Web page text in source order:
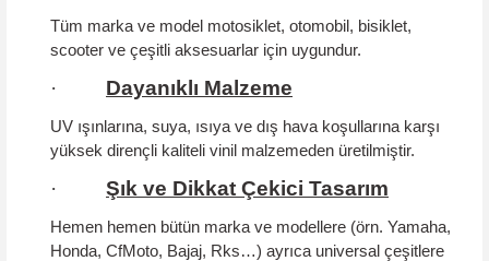
Tüm marka ve model motosiklet, otomobil, bisiklet,
scooter ve çeşitli aksesuarlar için uygundur.
· Dayanıklı Malzeme
UV ışınlarına, suya, ısıya ve dış hava koşullarına karşı
yüksek dirençli kaliteli vinil malzemeden üretilmiştir.
· Şık ve Dikkat Çekici Tasarım
Hemen hemen bütün marka ve modellere (örn. Yamaha,
Honda, CfMoto, Bajaj, Rks…) ayrıca universal çeşitlere